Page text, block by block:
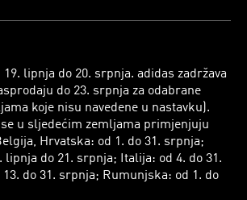
lipnja do 20. srpnja. adidas zadržava
do 23. srpnja za odabrane
koje nisu navedene u nastavku).
u sljedećim zemljama primjenjuju
Hrvatska: od 1. do 31. srpnja;
lipnja do 21. srpnja; Italija: od 4. do 31.
do 31. srpnja; Rumunjska: od 1. do